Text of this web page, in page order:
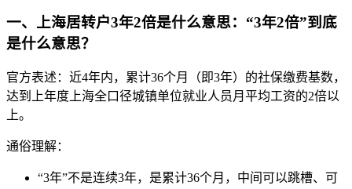
一、上海居转户3年2倍是什么意思：“3年2倍”到底
是什么意思？
官方表述：近4年内，累计36个月（即3年）的社保缴费基数，
达到上年度上海全口径城镇单位就业人员月平均工资的2倍以
上。
通俗理解：
“3年”不是连续3年，是累计36个月，中间可以跳槽、可